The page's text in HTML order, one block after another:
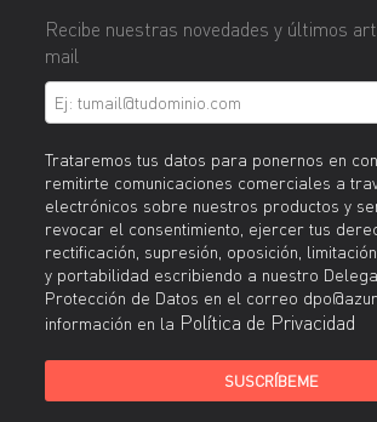
Recibe nuestras novedades y últimos
mail
Trataremos tus datos para ponernos en
remitirte comunicaciones comerciales a
electrónicos sobre nuestros productos y
revocar el consentimiento, ejercer tus
rectificación, supresión, oposición,
y portabilidad escribiendo a nuestro
Protección de Datos en el correo
información en la Política de Privacidad
SUSCRÍBEME